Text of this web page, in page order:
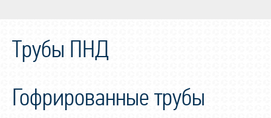
Трубы ПНД
Гофрированные трубы